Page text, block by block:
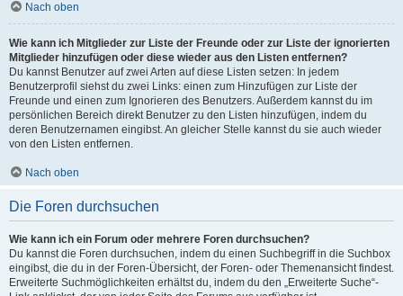
Nach oben
Wie kann ich Mitglieder zur Liste der Freunde oder zur Liste der ignorierten
Mitglieder hinzufügen oder diese wieder aus den Listen entfernen?
Du kannst Benutzer auf zwei Arten auf diese Listen setzen: In jedem
Benutzerprofil siehst du zwei Links: einen zum Hinzufügen zur Liste der
Freunde und einen zum Ignorieren des Benutzers. Außerdem kannst du im
persönlichen Bereich direkt Benutzer zu den Listen hinzufügen, indem du
deren Benutzernamen eingibst. An gleicher Stelle kannst du sie auch wieder
von den Listen entfernen.
Nach oben
Die Foren durchsuchen
Wie kann ich ein Forum oder mehrere Foren durchsuchen?
Du kannst die Foren durchsuchen, indem du einen Suchbegriff in die Suchbox
eingibst, die du in der Foren-Übersicht, der Foren- oder Themenansicht findest.
Erweiterte Suchmöglichkeiten erhältst du, indem du den „Erweiterte Suche“-